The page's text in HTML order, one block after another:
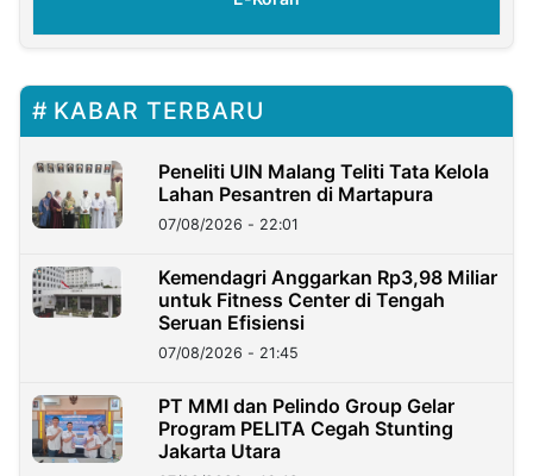
KABAR TERBARU
Peneliti UIN Malang Teliti Tata Kelola
Lahan Pesantren di Martapura
07/08/2026 - 22:01
Kemendagri Anggarkan Rp3,98 Miliar
untuk Fitness Center di Tengah
Seruan Efisiensi
07/08/2026 - 21:45
PT MMI dan Pelindo Group Gelar
Program PELITA Cegah Stunting
Jakarta Utara